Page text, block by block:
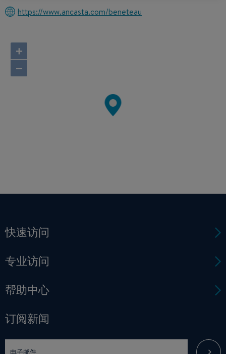
https://www.ancasta.com/beneteau
+
−
快速访问
专业访问
帮助中心
订阅新闻